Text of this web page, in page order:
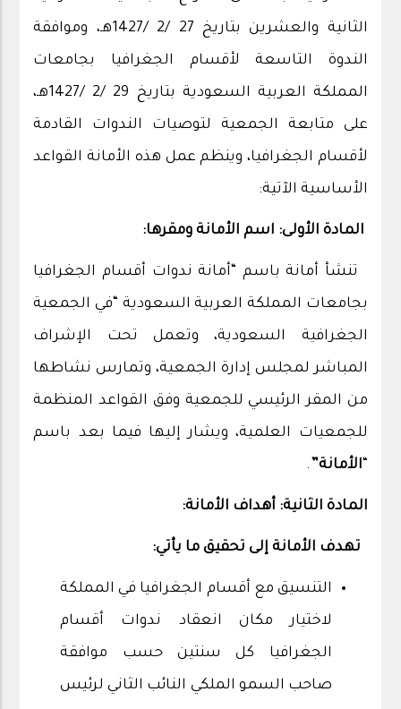
الثانية والعشرين بتاريخ 27 /2 /1427هـ، وموافقة
الندوة التاسعة لأقسام الجغرافيا بجامعات
المملكة العربية السعودية بتاريخ 29 /2 /1427هـ،
على متابعة الجمعية لتوصيات الندوات القادمة
لأقسام الجغرافيا، وينظم عمل هذه الأمانة القواعد
الأساسية الآتية:
المادة الأولى: اسم الأمانة ومقرها:
تنشأ أمانة باسم “أمانة ندوات أقسام الجغرافيا
بجامعات المملكة العربية السعودية “في الجمعية
الجغرافية السعودية، وتعمل تحت الإشراف
المباشر لمجلس إدارة الجمعية، وتمارس نشاطها
من المقر الرئيسي للجمعية وفق القواعد المنظمة
للجمعيات العلمية، ويشار إليها فيما بعد باسم
“الأمانة” .
المادة الثانية: أهداف الأمانة:
تهدف الأمانة إلى تحقيق ما يأتي:
التنسيق مع أقسام الجغرافيا في المملكة
لاختيار مكان انعقاد ندوات أقسام
الجغرافيا كل سنتين حسب موافقة
صاحب السمو الملكي النائب الثاني لرئيس